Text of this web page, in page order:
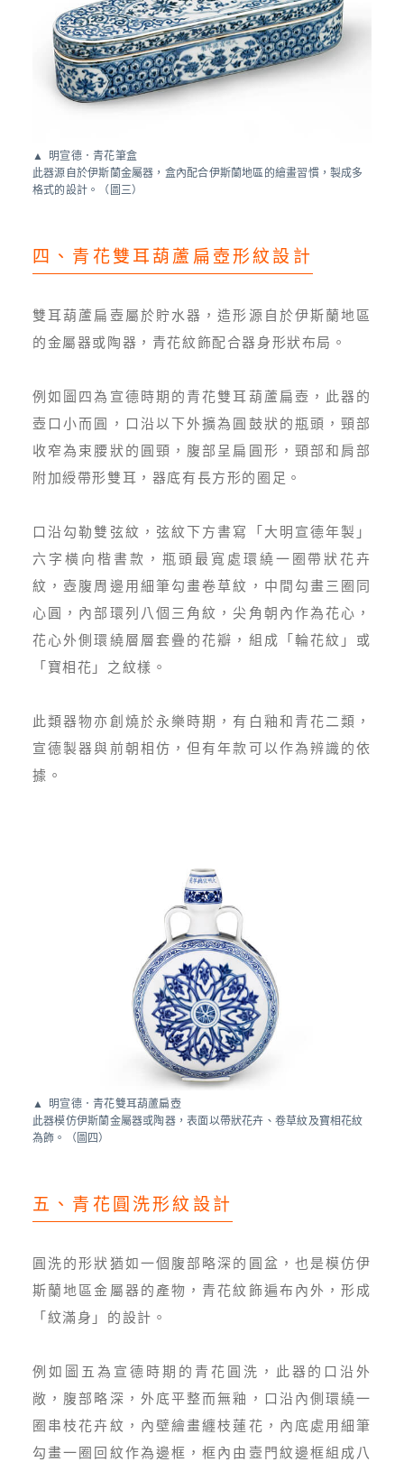
明宣德．青花筆盒
此器源自於伊斯蘭金屬器，盒內配合伊斯蘭地區的繪畫習慣，製成多
格式的設計。（圖三）
四、青花雙耳葫蘆扁壺形紋設計
雙耳葫蘆扁壺屬於貯水器，造形源自於伊斯蘭地區
的金屬器或陶器，青花紋飾配合器身形狀布局。
例如圖四為宣德時期的青花雙耳葫蘆扁壺，此器的
壺口小而圓，口沿以下外擴為圓鼓狀的瓶頭，頸部
收窄為束腰狀的圓頸，腹部呈扁圓形，頸部和肩部
附加綬帶形雙耳，器底有長方形的圈足。
口沿勾勒雙弦紋，弦紋下方書寫「大明宣德年製」
六字橫向楷書款，瓶頭最寬處環繞一圈帶狀花卉
紋，壺腹周邊用細筆勾畫卷草紋，中間勾畫三圈同
心圓，內部環列八個三角紋，尖角朝內作為花心，
花心外側環繞層層套疊的花瓣，組成「輪花紋」或
「寶相花」之紋樣。
此類器物亦創燒於永樂時期，有白釉和青花二類，
宣德製器與前朝相仿，但有年款可以作為辨識的依
據。
明宣德．青花雙耳葫蘆扁壺
此器模仿伊斯蘭金屬器或陶器，表面以帶狀花卉、卷草紋及寶相花紋
為飾。（圖四）
五、青花圓洗形紋設計
圓洗的形狀猶如一個腹部略深的圓盆，也是模仿伊
斯蘭地區金屬器的產物，青花紋飾遍布內外，形成
「紋滿身」的設計。
例如圖五為宣德時期的青花圓洗，此器的口沿外
敞，腹部略深，外底平整而無釉，口沿內側環繞一
圈串枝花卉紋，內壁繪畫纏枝蓮花，內底處用細筆
勾畫一圈回紋作為邊框，框內由壼門紋邊框組成八